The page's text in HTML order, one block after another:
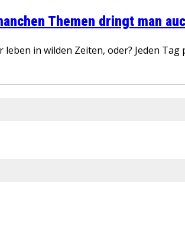
Themen dringt man
in wilden Zeiten, oder? Jeden